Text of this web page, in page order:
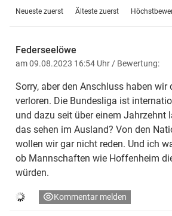
Neueste zuerst Älteste zuerst
Federseelöwe
am 09.08.2023 16:54 Uhr/ Bewertung:
Sorry, aber den Anschluss haben wir
verloren. Die Bundesliga ist
und dazu seit über einem Jahrzehnt
das sehen im Ausland? Von den
wollen wir gar nicht reden. Und ich
ob Mannschaften wie Hoffenheim
würden.
Kommentar melden